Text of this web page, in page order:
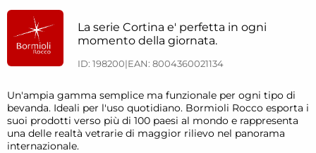
La serie Cortina e' perfetta in ogni
momento della giornata.
ID: 198200|EAN: 8004360021134
Un'ampia gamma semplice ma funzionale per ogni tipo di
bevanda. Ideali per l'uso quotidiano. Bormioli Rocco esporta i
suoi prodotti verso più di 100 paesi al mondo e rappresenta
una delle realtà vetrarie di maggior rilievo nel panorama
internazionale.